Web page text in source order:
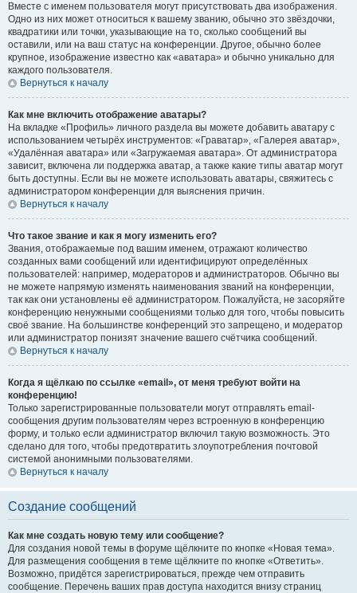
Вместе с именем пользователя могут присутствовать два изображения.
Одно из них может относиться к вашему званию, обычно это звёздочки,
квадратики или точки, указывающие на то, сколько сообщений вы
оставили, или на ваш статус на конференции. Другое, обычно более
крупное, изображение известно как «аватара» и обычно уникально для
каждого пользователя.
Вернуться к началу
Как мне включить отображение аватары?
На вкладке «Профиль» личного раздела вы можете добавить аватару с
использованием четырёх инструментов: «Граватар», «Галерея аватар»,
«Удалённая аватара» или «Загружаемая аватара». От администратора
зависит, включена ли поддержка аватар, а также какие типы аватар могут
быть доступны. Если вы не можете использовать аватары, свяжитесь с
администратором конференции для выяснения причин.
Вернуться к началу
Что такое звание и как я могу изменить его?
Звания, отображаемые под вашим именем, отражают количество
созданных вами сообщений или идентифицируют определённых
пользователей: например, модераторов и администраторов. Обычно вы
не можете напрямую изменять наименования званий на конференции,
так как они установлены её администратором. Пожалуйста, не засоряйте
конференцию ненужными сообщениями только для того, чтобы повысить
своё звание. На большинстве конференций это запрещено, и модератор
или администратор понизят значение вашего счётчика сообщений.
Вернуться к началу
Когда я щёлкаю по ссылке «email», от меня требуют войти на
конференцию!
Только зарегистрированные пользователи могут отправлять email-
сообщения другим пользователям через встроенную в конференцию
форму, и только если администратор включил такую возможность. Это
сделано для того, чтобы предотвратить злоупотребления почтовой
системой анонимными пользователями.
Вернуться к началу
Создание сообщений
Как мне создать новую тему или сообщение?
Для создания новой темы в форуме щёлкните по кнопке «Новая тема».
Для размещения сообщения в теме щёлкните по кнопке «Ответить».
Возможно, придётся зарегистрироваться, прежде чем отправить
сообщение. Перечень ваших прав доступа находится внизу страниц